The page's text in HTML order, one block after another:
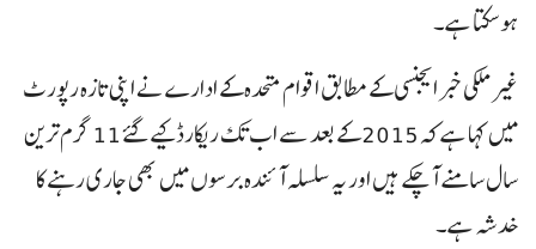
ہوسکتا ہے۔
غیر ملکی خبر ایجنسی کے مطابق اقوام متحدہ کے ادارے نے اپنی تازہ رپورٹ
میں کہا ہے کہ 2015 کے بعد سے اب تک ریکارڈ کیے گئے 11 گرم ترین
سال سامنے آچکے ہیں اور یہ سلسلہ آئندہ برسوں میں بھی جاری رہنے کا
خدشہ ہے۔